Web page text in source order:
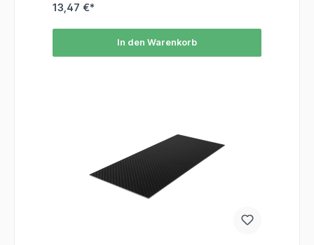
13,47 €*
In den Warenkorb